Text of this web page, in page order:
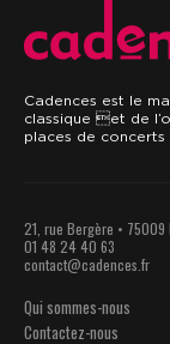
Cadences est le
classique et de
places de
21, rue Bergère • 75009
01 48 24 40 63
contact@cadences.fr
Qui sommes-nous
Contactez-nous